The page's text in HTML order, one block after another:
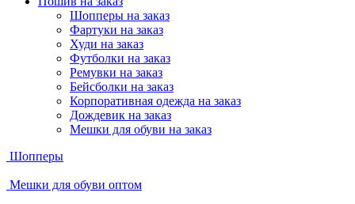
Шопперы на заказ
Фартуки на заказ
Худи на заказ
Футболки на заказ
Ремувки на заказ
Бейсболки на заказ
Корпоративная одежда на заказ
Дождевик на заказ
Мешки для обуви на заказ
Шопперы
Мешки для обуви оптом